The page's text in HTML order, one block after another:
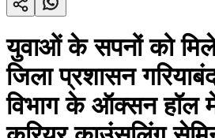
युवाओं के सपनों को
जिला प्रशासन गरियाबंद
विभाग के ऑक्सन हॉल